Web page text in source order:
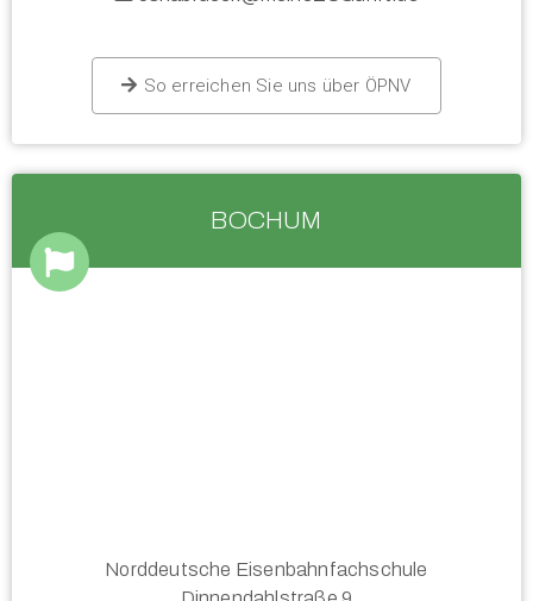
So erreichen Sie uns über ÖPNV
BOCHUM
Norddeutsche Eisenbahnfachschule